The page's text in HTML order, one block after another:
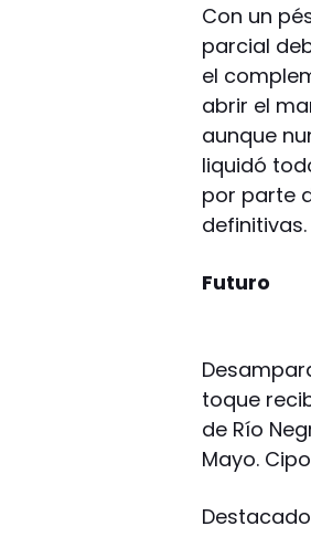
Con un
parcial
el
abrir el
aunque
liquidó
por parte
definitivas.
Futuro
toque
de Río
Mayo.